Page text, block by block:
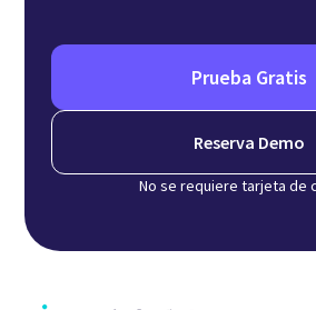
Prueba Gratis
Reserva Demo
No se requiere tarjeta de